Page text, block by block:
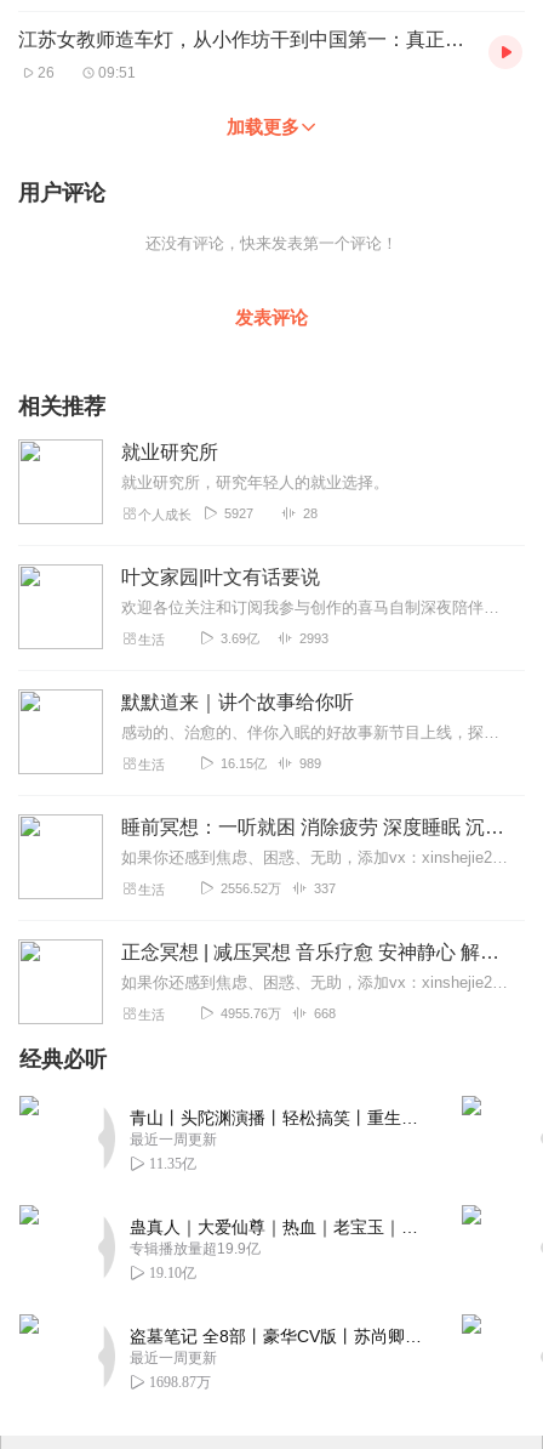
江苏女教师造车灯，从小作坊干到中国第一：真正的长期主义，从来不是熬
26 09:51
加载更多
用户评论
还没有评论，快来发表第一个评论！
发表评论
相关推荐
就业研究所
就业研究所，研究年轻人的就业选择。
个人成长 5927 28
叶文家园|叶文有话要说
欢迎各位关注和订阅我参与创作的喜马自制深夜陪伴谈话栏目《听你说·百态人声》【听你说·百态人声】每晚直播连线真实人间故事|叶文现场互动中|人间冷暖，抱团取暖每周...
生活 3.69亿 2993
默默道来｜讲个故事给你听
感动的、治愈的、伴你入眠的好故事新节目上线，探索现实世界的无尽魅力，追求对生活的真实记录《听见人间真相》（点击名称，直达专辑）网易人间故事集持续更新中，邀您关注...
生活 16.15亿 989
睡前冥想：一听就困 消除疲劳 深度睡眠 沉浸体验
如果你还感到焦虑、困惑、无助，添加vx：xinshejie2018、vx公众号：宣萱心伴，与主播宣萱开启心灵交流之旅，共建温暖的精神家园！如果你喜欢我的内容，请...
生活 2556.52万 337
正念冥想 | 减压冥想 音乐疗愈 安神静心 解郁降噪
如果你还感到焦虑、困惑、无助，添加vx：xinshejie2018、vx公众号：宣萱心伴，与主播宣萱开启心灵交流之旅，共建温暖的精神家园！如果你喜欢我的内容，请...
生活 4955.76万 668
经典必听
最近一周更新
11.35亿
专辑播放量超19.9亿
19.10亿
最近一周更新
1698.87万